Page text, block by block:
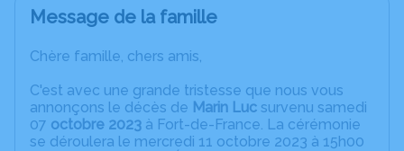
Message de la famille
Chère famille, chers amis,
C'est avec une grande tristesse que nous vous
annonçons le décès de Marin Luc survenu samedi
07 octobre 2023 à Fort-de-France. La cérémonie
se déroulera le mercredi 11 octobre 2023 à 15h00